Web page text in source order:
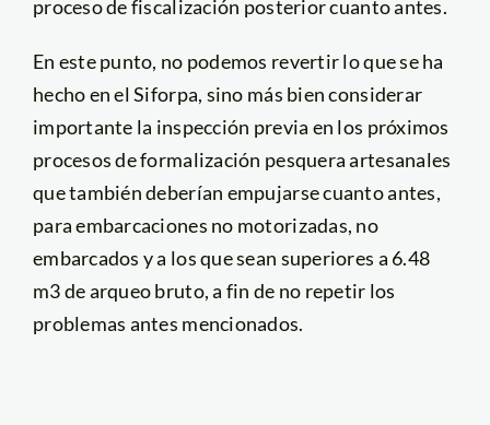
proceso de fiscalización posterior cuanto antes.
En este punto, no podemos revertir lo que se ha
hecho en el Siforpa, sino más bien considerar
importante la inspección previa en los próximos
procesos de formalización pesquera artesanales
que también deberían empujarse cuanto antes,
para embarcaciones no motorizadas, no
embarcados y a los que sean superiores a 6.48
m3 de arqueo bruto, a fin de no repetir los
problemas antes mencionados.